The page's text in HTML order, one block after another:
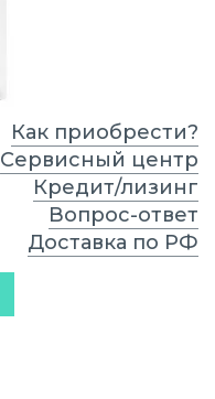
Как приобрести?
Сервисный центр
Кредит/лизинг
Вопрос-ответ
Доставка по РФ